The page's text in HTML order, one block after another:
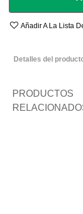
Añadir A La Lista
Detalles del
PRODUCTOS